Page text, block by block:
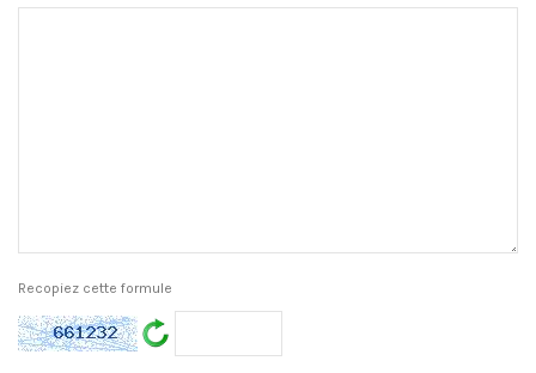
Recopiez cette formule